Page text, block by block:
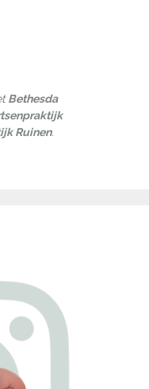
Bethesda
Ruinen.